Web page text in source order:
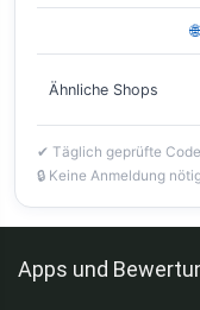
Ähnliche Shops
✔ Täglich geprüfte
🔒 Keine Anmeldung
Apps und